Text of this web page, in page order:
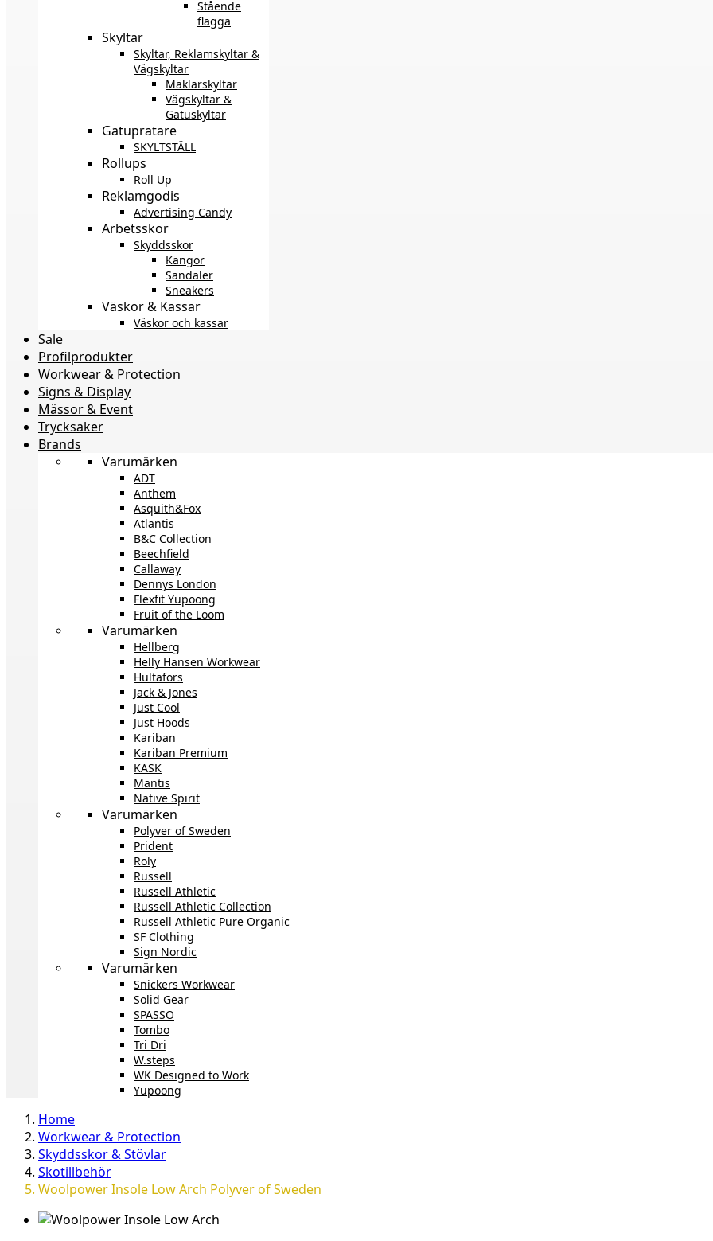
Stående
flagga
Skyltar
Skyltar, Reklamskyltar &
Vägskyltar
Mäklarskyltar
Vägskyltar &
Gatuskyltar
Gatupratare
SKYLTSTÄLL
Rollups
Roll Up
Reklamgodis
Advertising Candy
Arbetsskor
Skyddsskor
Kängor
Sandaler
Sneakers
Väskor & Kassar
Väskor och kassar
Sale
Profilprodukter
Workwear & Protection
Signs & Display
Mässor & Event
Trycksaker
Brands
Varumärken
ADT
Anthem
Asquith&Fox
Atlantis
B&C Collection
Beechfield
Callaway
Dennys London
Flexfit Yupoong
Fruit of the Loom
Varumärken
Hellberg
Helly Hansen Workwear
Hultafors
Jack & Jones
Just Cool
Just Hoods
Kariban
Kariban Premium
KASK
Mantis
Native Spirit
Varumärken
Polyver of Sweden
Prident
Roly
Russell
Russell Athletic
Russell Athletic Collection
Russell Athletic Pure Organic
SF Clothing
Sign Nordic
Varumärken
Snickers Workwear
Solid Gear
SPASSO
Tombo
Tri Dri
W.steps
WK Designed to Work
Yupoong
Home
Workwear & Protection
Skyddsskor & Stövlar
Skotillbehör
Woolpower Insole Low Arch Polyver of Sweden